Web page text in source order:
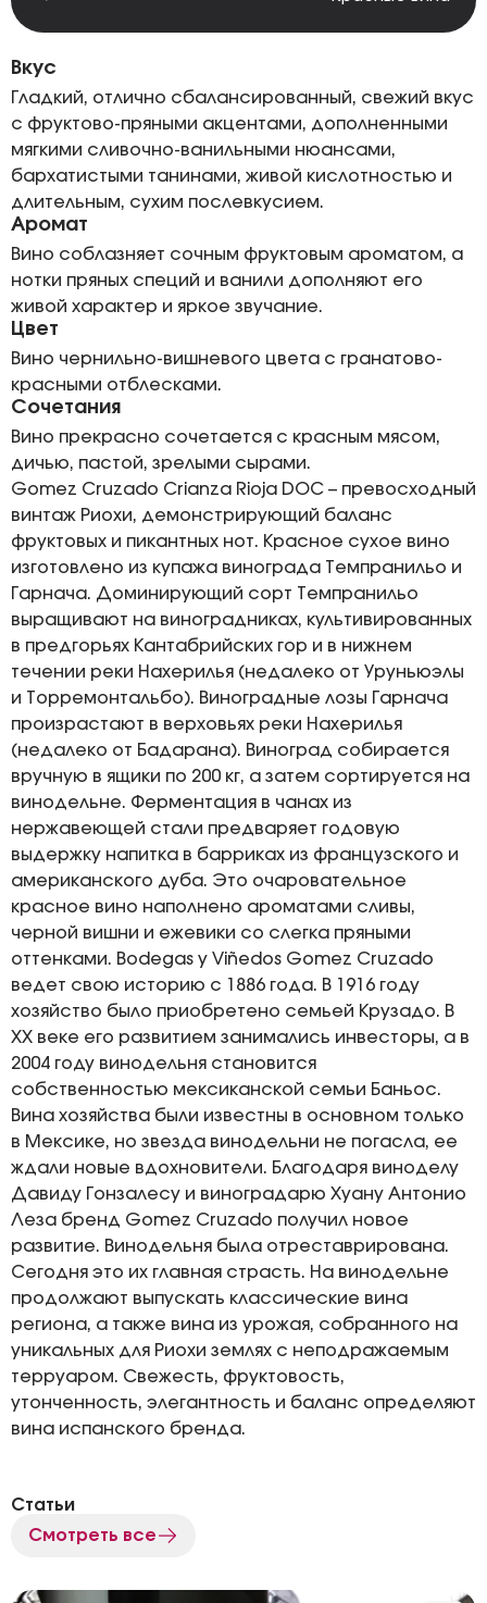
Вкус
Гладкий, отлично сбалансированный, свежий вкус
с фруктово-пряными акцентами, дополненными
мягкими сливочно-ванильными нюансами,
бархатистыми танинами, живой кислотностью и
длительным, сухим послевкусием.
Аромат
Вино соблазняет сочным фруктовым ароматом, а
нотки пряных специй и ванили дополняют его
живой характер и яркое звучание.
Цвет
Вино чернильно-вишневого цвета с гранатово-
красными отблесками.
Сочетания
Вино прекрасно сочетается с красным мясом,
дичью, пастой, зрелыми сырами.
Gomez Cruzado Crianza Rioja DOC – превосходный
винтаж Риохи, демонстрирующий баланс
фруктовых и пикантных нот. Красное сухое вино
изготовлено из купажа винограда Темпранильо и
Гарнача. Доминирующий сорт Темпранильо
выращивают на виноградниках, культивированных
в предгорьях Кантабрийских гор и в нижнем
течении реки Нахерилья (недалеко от Уруньюэлы
и Торремонтальбо). Виноградные лозы Гарнача
произрастают в верховьях реки Нахерилья
(недалеко от Бадарана). Виноград собирается
вручную в ящики по 200 кг, а затем сортируется на
винодельне. Ферментация в чанах из
нержавеющей стали предваряет годовую
выдержку напитка в барриках из французского и
американского дуба. Это очаровательное
красное вино наполнено ароматами сливы,
черной вишни и ежевики со слегка пряными
оттенками. Bodegas y Viñedos Gоmez Cruzado
ведет свою историю с 1886 года. В 1916 году
хозяйство было приобретено семьей Крузадо. В
XX веке его развитием занимались инвесторы, а в
2004 году винодельня становится
собственностью мексиканской семьи Баньос.
Вина хозяйства были известны в основном только
в Мексике, но звезда винодельни не погасла, ее
ждали новые вдохновители. Благодаря виноделу
Давиду Гонзалесу и виноградарю Хуану Антонио
Леза бренд Gоmez Cruzado получил новое
развитие. Винодельня была отреставрирована.
Сегодня это их главная страсть. На винодельне
продолжают выпускать классические вина
региона, а также вина из урожая, собранного на
уникальных для Риохи землях с неподражаемым
терруаром. Свежесть, фруктовость,
утонченность, элегантность и баланс определяют
вина испанского бренда.
Статьи
Смотреть все